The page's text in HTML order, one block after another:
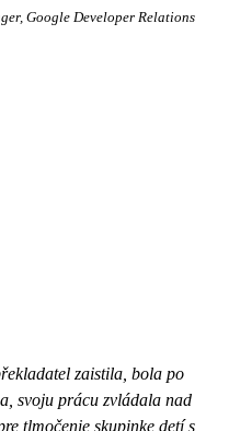
Google Developer Relations
zaistila, bola po
svoju prácu zvládala nad
tlmočenie skupinke detí s